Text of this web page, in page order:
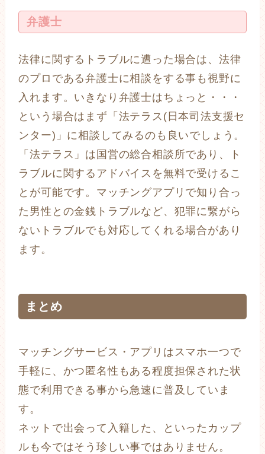
弁護士
法律に関するトラブルに遭った場合は、法律
のプロである弁護士に相談をする事も視野に
入れます。いきなり弁護士はちょっと・・・
という場合はまず「法テラス(日本司法支援セ
ンター)」に相談してみるのも良いでしょう。
「法テラス」は国営の総合相談所であり、ト
ラブルに関するアドバイスを無料で受けるこ
とが可能です。マッチングアプリで知り合っ
た男性との金銭トラブルなど、犯罪に繋がら
ないトラブルでも対応してくれる場合があり
ます。
まとめ
マッチングサービス・アプリはスマホ一つで
手軽に、かつ匿名性もある程度担保された状
態で利用できる事から急速に普及していま
す。
ネットで出会って入籍した、といったカップ
ルも今ではそう珍しい事ではありません。